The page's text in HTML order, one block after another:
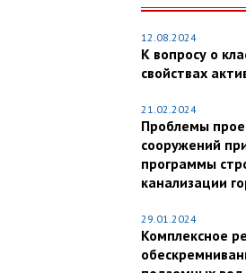
12.08.2024
К вопросу о
свойствах
21.02.2024
Проблемы
сооружений
программы
канализации
29.01.2024
Комплексное